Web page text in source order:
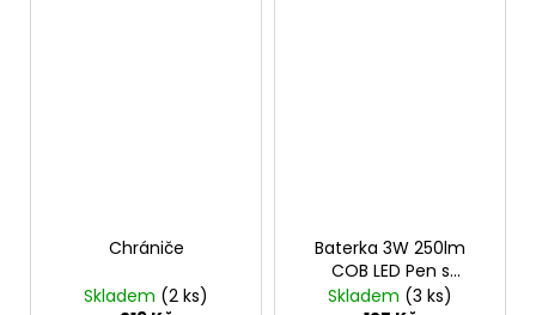
Chrániče
Skladem (2 ks)
Baterka 3W 250lm
COB LED Pen s
bateriemi, magnet
Skladem (3 ks)